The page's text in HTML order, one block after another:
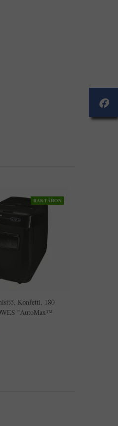
RAKTÁRON
Konfetti, 180
"AutoMax™